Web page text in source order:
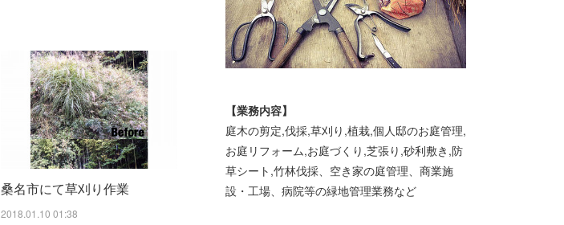
桑名市にて草刈り作業
2018.01.10 01:38
【業務内容】
庭木の剪定,伐採,草刈り,植栽,個人邸のお庭管理,
お庭リフォーム,お庭づくり,芝張り,砂利敷き,防
草シート,竹林伐採、空き家の庭管理、商業施
設・工場、病院等の緑地管理業務など